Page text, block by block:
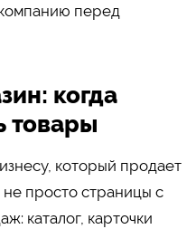
перед
когда
товары
который продает
просто страницы с
каталог, карточки